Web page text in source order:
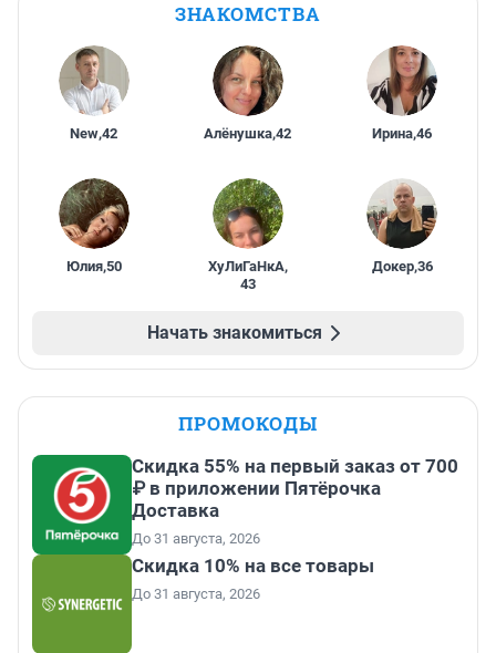
ЗНАКОМСТВА
New,42 Алёнушка,42 Ирина,46
Юлия,50 ХуЛиГаНкА,
43
Докер,36
Начать знакомиться
ПРОМОКОДЫ
Скидка 55% на первый заказ от 700
₽ в приложении Пятёрочка
Доставка
До 31 августа, 2026
Скидка 10% на все товары
До 31 августа, 2026